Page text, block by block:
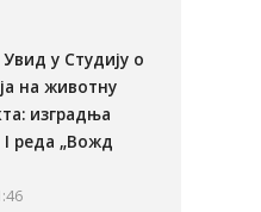
у Студију о
на животну
изградња
I реда „Вожд